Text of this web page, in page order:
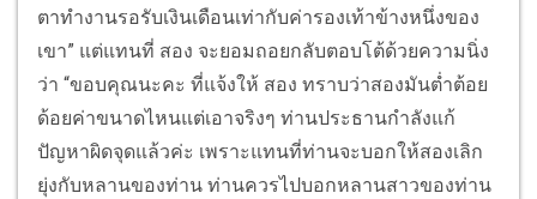
ตาทำงานรอรับเงินเดือนเท่ากับค่ารองเท้าข้างหนึ่งของ
เขา” แต่แทนที่ สอง จะยอมถอยกลับตอบโต้ด้วยความนิ่ง
ว่า “ขอบคุณนะคะ ที่แจ้งให้ สอง ทราบว่าสองมันต่ำต้อย
ด้อยค่าขนาดไหนแต่เอาจริงๆ ท่านประธานกำลังแก้
ปัญหาผิดจุดแล้วค่ะ เพราะแทนที่ท่านจะบอกให้สองเลิก
ยุ่งกับหลานของท่าน ท่านควรไปบอกหลานสาวของท่าน